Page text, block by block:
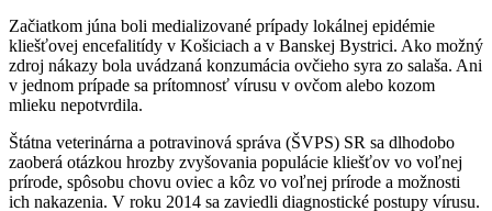
Začiatkom júna boli medializované prípady lokálnej epidémie
kliešťovej encefalitídy v Košiciach a v Banskej Bystrici. Ako možný
zdroj nákazy bola uvádzaná konzumácia ovčieho syra zo salaša. Ani
v jednom prípade sa prítomnosť vírusu v ovčom alebo kozom
mlieku nepotvrdila.
Štátna veterinárna a potravinová správa (ŠVPS) SR sa dlhodobo
zaoberá otázkou hrozby zvyšovania populácie kliešťov vo voľnej
prírode, spôsobu chovu oviec a kôz vo voľnej prírode a možnosti
ich nakazenia. V roku 2014 sa zaviedli diagnostické postupy vírusu.